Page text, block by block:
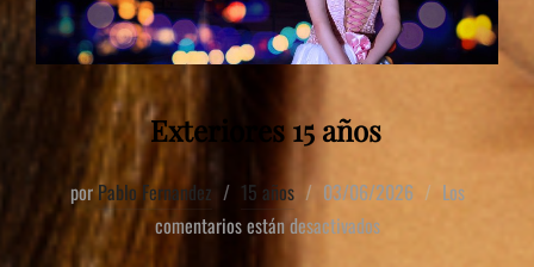
Exteriores 15 años
porPablo Fernandez 15 años 03/06/2026
Los
comentarios están desactivados